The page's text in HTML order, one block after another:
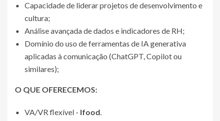
Capacidade de liderar projetos de desenvolvimento e
cultura;
Análise avançada de dados e indicadores de RH;
Domínio do uso de ferramentas de IA generativa
aplicadas à comunicação (ChatGPT, Copilot ou
similares);
O QUE OFERECEMOS:
VA/VR flexível - Ifood.